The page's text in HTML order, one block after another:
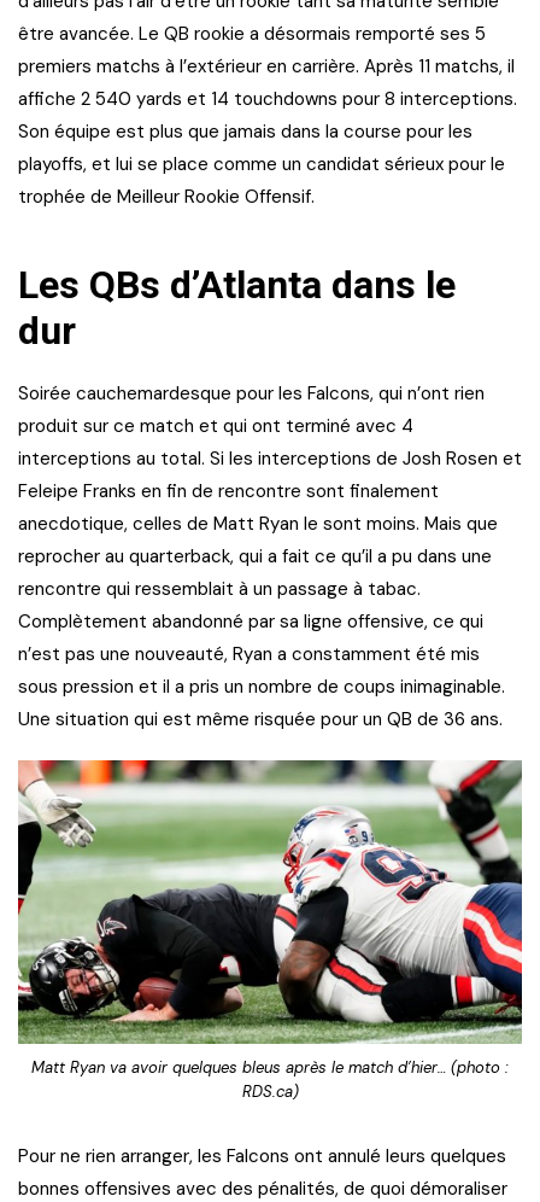
être avancée. Le QB rookie a désormais remporté ses 5
premiers matchs à l’extérieur en carrière. Après 11 matchs, il
affiche 2 540 yards et 14 touchdowns pour 8 interceptions.
Son équipe est plus que jamais dans la course pour les
playoffs, et lui se place comme un candidat sérieux pour le
trophée de Meilleur Rookie Offensif.
Les QBs d’Atlanta dans le
dur
Soirée cauchemardesque pour les Falcons, qui n’ont rien
produit sur ce match et qui ont terminé avec 4
interceptions au total. Si les interceptions de Josh Rosen et
Feleipe Franks en fin de rencontre sont finalement
anecdotique, celles de Matt Ryan le sont moins. Mais que
reprocher au quarterback, qui a fait ce qu’il a pu dans une
rencontre qui ressemblait à un passage à tabac.
Complètement abandonné par sa ligne offensive, ce qui
n’est pas une nouveauté, Ryan a constamment été mis
sous pression et il a pris un nombre de coups inimaginable.
Une situation qui est même risquée pour un QB de 36 ans.
Matt Ryan va avoir quelques bleus après le match d’hier… (photo :
RDS.ca)
Pour ne rien arranger, les Falcons ont annulé leurs quelques
bonnes offensives avec des pénalités, de quoi démoraliser